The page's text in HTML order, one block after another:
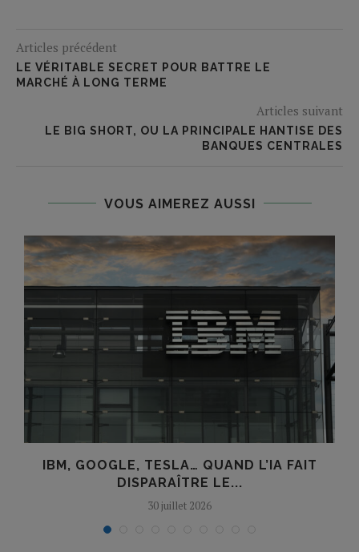
Articles précédent
LE VÉRITABLE SECRET POUR BATTRE LE
MARCHÉ À LONG TERME
Articles suivant
LE BIG SHORT, OU LA PRINCIPALE HANTISE DES
BANQUES CENTRALES
VOUS AIMEREZ AUSSI
IBM, GOOGLE, TESLA… QUAND L’IA FAIT
DISPARAÎTRE LE...
30 juillet 2026